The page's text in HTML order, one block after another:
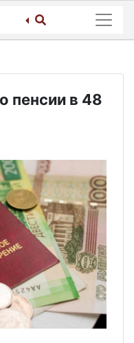
пенсии в 48